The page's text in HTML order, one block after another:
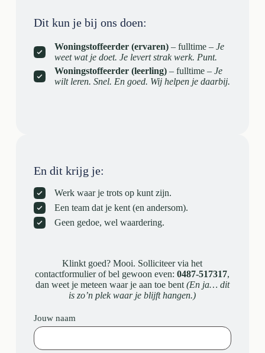
Dit kun je bij ons doen:
Woningstoffeerder (ervaren)– fulltime – Je
weet wat je doet. Je levert strak werk. Punt.
Woningstoffeerder (leerling)– fulltime – Je
wilt leren. Snel. En goed. Wij helpen je daarbij.
En dit krijg je:
Werk waar je trots op kunt zijn.
Een team dat je kent (en andersom).
Geen gedoe, wel waardering.
Klinkt goed? Mooi. Solliciteer via het
contactformulier of bel gewoon even:0487-517317,
dan weet je meteen waar je aan toe bent (En ja… dit
is zo’n plek waar je blijft hangen.)
Jouw naam